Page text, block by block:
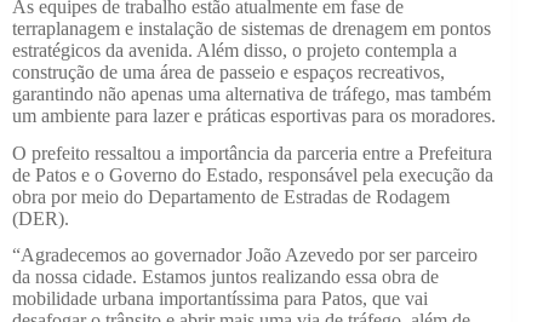
As equipes de trabalho estão atualmente em fase de
terraplanagem e instalação de sistemas de drenagem em pontos
estratégicos da avenida. Além disso, o projeto contempla a
construção de uma área de passeio e espaços recreativos,
garantindo não apenas uma alternativa de tráfego, mas também
um ambiente para lazer e práticas esportivas para os moradores.
O prefeito ressaltou a importância da parceria entre a Prefeitura
de Patos e o Governo do Estado, responsável pela execução da
obra por meio do Departamento de Estradas de Rodagem
(DER).
“Agradecemos ao governador João Azevedo por ser parceiro
da nossa cidade. Estamos juntos realizando essa obra de
mobilidade urbana importantíssima para Patos, que vai